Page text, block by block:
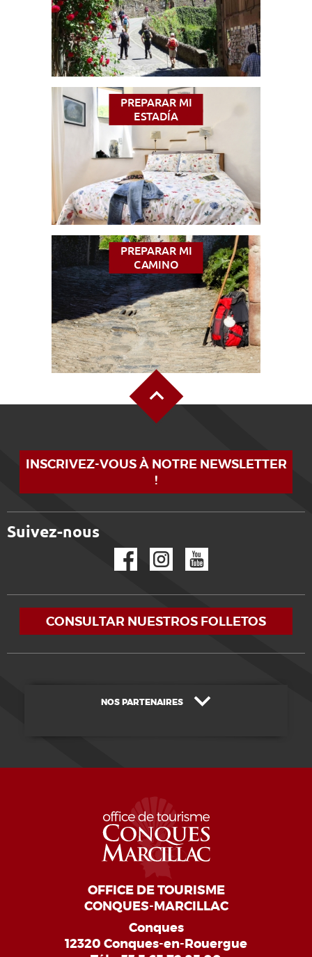
PREPARAR MI
ESTADÍA
PREPARAR MI
CAMINO
INSCRIVEZ-VOUS À NOTRE NEWSLETTER
!
Suivez-nous
CONSULTAR NUESTROS FOLLETOS
NOS PARTENAIRES
OFFICE DE TOURISME
CONQUES-MARCILLAC
Conques
12320 Conques-en-Rouergue